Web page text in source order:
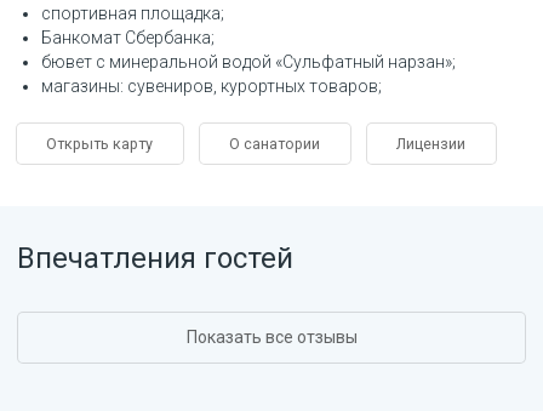
спортивная площадка
Банкомат Сбербанка
бювет с минеральной водой «Сульфатный нарзан»
магазины: сувениров, курортных товаров
Открыть карту О санатории Лицензии
Впечатления гостей
Показать все отзывы